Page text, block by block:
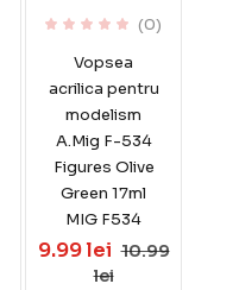
(0)
Vopsea
acrilica pentru
modelism
A.Mig F-534
Figures Olive
Green 17ml
MIG F534
9.99 lei 10.99
lei